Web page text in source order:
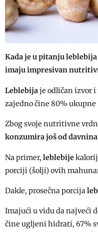
Kada je u pitanju
imaju impresivan
Leblebijaje odličan izvor
zajedno čine 80% ukupne
Zbog svoje nutritivne
konzumira još od
Na primer, leblebije
porciji (šolji) ovih
Dakle, prosečna porcija
Imajući u vidu da najveći
čine ugljeni hidrati, 67%